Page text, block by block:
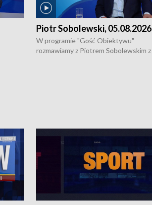
Piotr Sobolewski, 05.08.2026
W programie "Gość Obiektywu"
rozmawiamy z Piotrem Sobolewskim z